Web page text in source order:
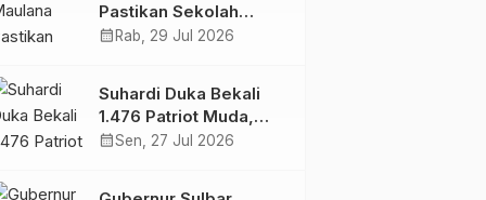
Pastikan Sekolah
Rakyat Mamuju Siap
calendar_month Rab, 29 Jul 2026
Suhardi Duka Bekali
1.476 Patriot Muda,
Dorong Hasil Riset Jadi
calendar_monthSen, 27 Jul 2026